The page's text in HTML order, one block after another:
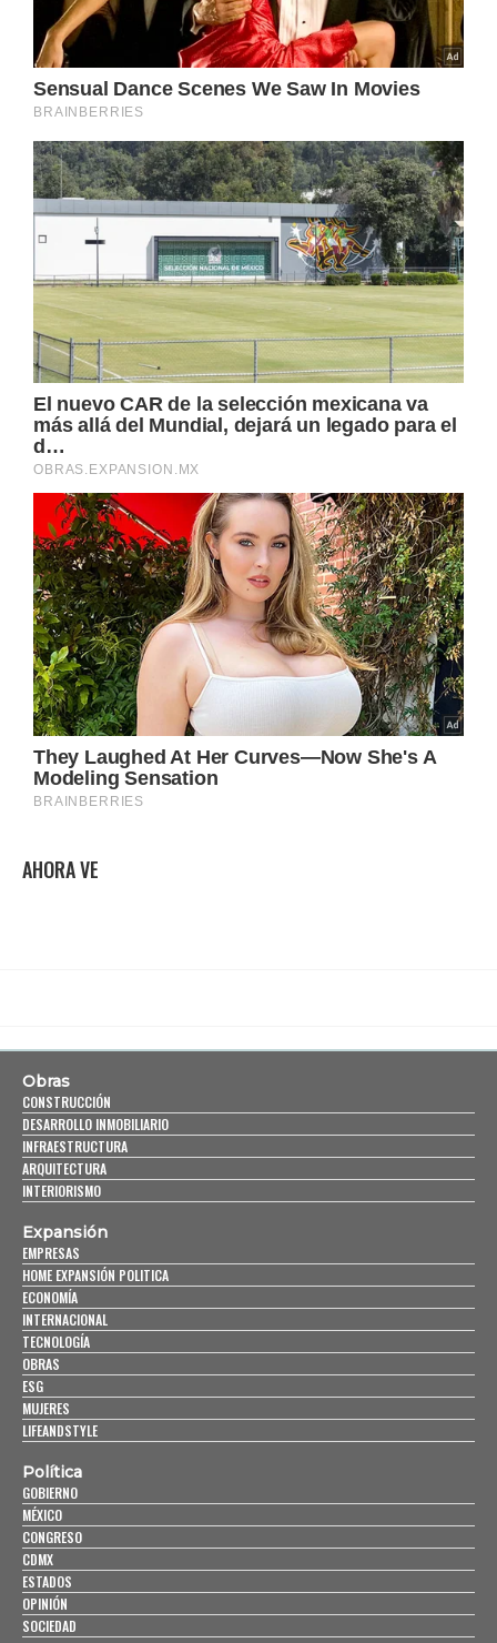
AHORA VE
Obras
CONSTRUCCIÓN
DESARROLLO INMOBILIARIO
INFRAESTRUCTURA
ARQUITECTURA
INTERIORISMO
Expansión
EMPRESAS
HOME EXPANSIÓN POLITICA
ECONOMÍA
INTERNACIONAL
TECNOLOGÍA
OBRAS
ESG
MUJERES
LIFEANDSTYLE
Política
GOBIERNO
MÉXICO
CONGRESO
CDMX
ESTADOS
OPINIÓN
SOCIEDAD